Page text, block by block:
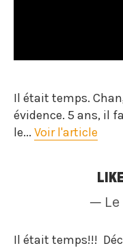
Il était temps.
évidence. 5 ans, il
le... Voir l'article
─ Le
Il était temps!!!